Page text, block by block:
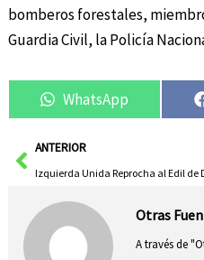
bomberos forestales,
Guardia Civil, la Policía
WhatsApp
AntANTERIOR
Otras
A través de